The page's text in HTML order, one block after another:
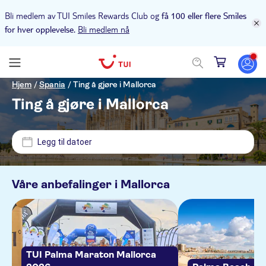
Bli medlem av TUI Smiles Rewards Club og få 100 eller flere Smiles
for hver opplevelse. Bli medlem nå
Hjem /Spania /Ting å gjøre i Mallorca
Ting å gjøre i Mallorca
Legg til datoer
Våre anbefalinger i Mallorca
TUI Palma Maraton Mallorca
Min NOK Max NOK
Upphämtning på hotellet
NO-PICKUP
Son Corb Boutique Hotel
Europa Apartamentos
Hipotels Dunas
Hipotels Flamenco
Alternativer
Gratis kansellering
Elektronisk billett
Guidet rundtur
Kategorier
Aktiviteter
Vannaktiviteter
Utendørsaktiviteter
Utflukter og dagsturer
Båtturer
Billetter og arrangementer
Aktivitetsspråk
English